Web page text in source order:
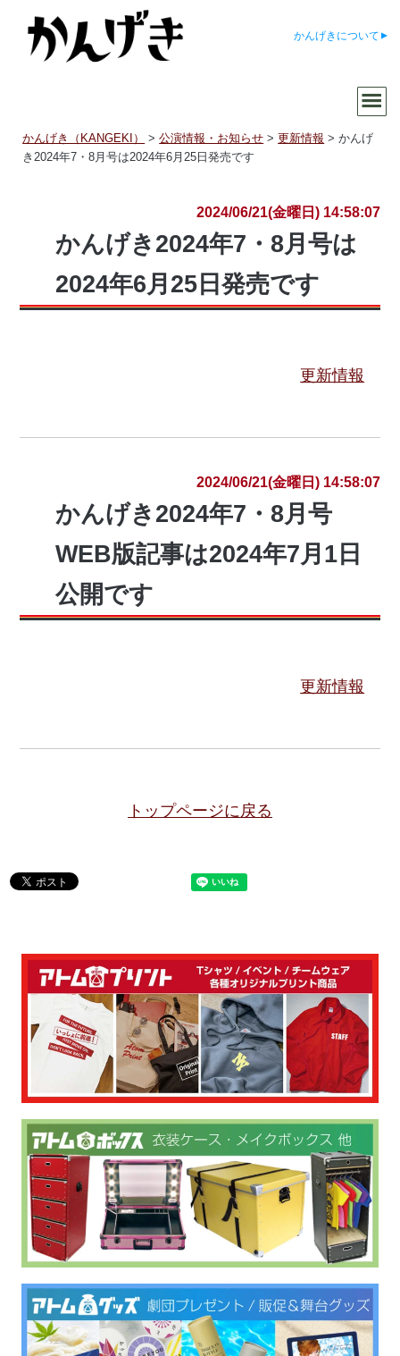
かんげきについて
かんげき（KANGEKI） >公演情報・お知らせ > 更新情報 >かんげ
き2024年7・8月号は2024年6月25日発売です
2024/06/21(金曜日) 14:58:07
かんげき2024年7・8月号は
2024年6月25日発売です
更新情報
2024/06/21(金曜日) 14:58:07
かんげき2024年7・8月号
WEB版記事は2024年7月1日
公開です
更新情報
トップページに戻る